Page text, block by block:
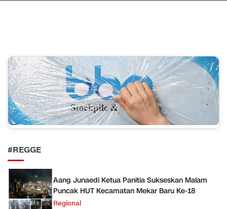
#REGGE
Aang Junaedi Ketua Panitia Sukseskan Malam
Puncak HUT Kecamatan Mekar Baru Ke-18
Regional